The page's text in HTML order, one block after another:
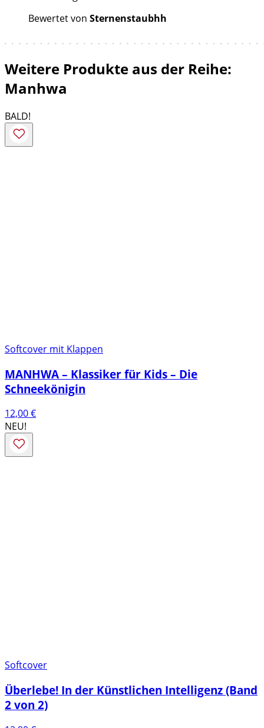
Bewertet von Sternenstaubhh
Weitere Produkte aus der Reihe:
Manhwa
BALD!
Softcover mit Klappen
MANHWA – Klassiker für Kids – Die
Schneekönigin
12,00€
NEU!
Softcover
Überlebe! In der Künstlichen Intelligenz (Band
2 von 2)